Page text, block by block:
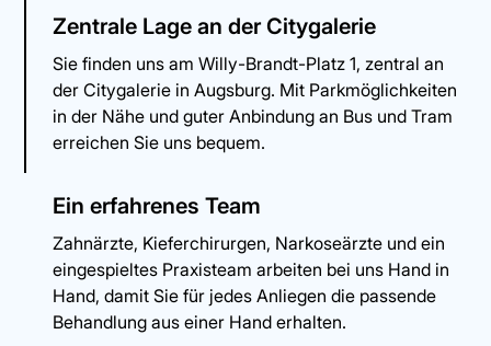
Zentrale Lage an der Citygalerie
Sie finden uns am Willy-Brandt-Platz 1, zentral an
der Citygalerie in Augsburg. Mit Parkmöglichkeiten
in der Nähe und guter Anbindung an Bus und Tram
erreichen Sie uns bequem.
Ein erfahrenes Team
Zahnärzte, Kieferchirurgen, Narkoseärzte und ein
eingespieltes Praxisteam arbeiten bei uns Hand in
Hand, damit Sie für jedes Anliegen die passende
Behandlung aus einer Hand erhalten.